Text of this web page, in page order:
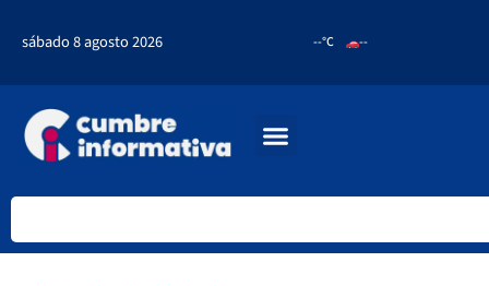
sábado 8 agosto 2026 --°C --